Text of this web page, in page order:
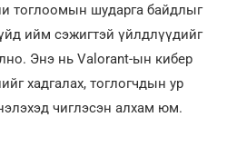
тоглоомын шударга байдлыг
ийм сэжигтэй үйлдлүүдийг
Энэ нь Valorant-ын кибер
хадгалах, тоглогчдын ур
чиглэсэн алхам юм.